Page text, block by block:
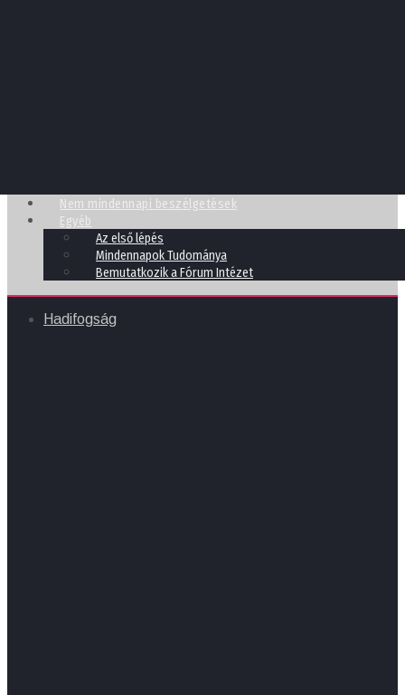
Nem mindennapi beszélgetések
Egyéb
Az első lépés
Mindennapok Tudománya
Bemutatkozik a Fórum Intézet
Hadifogság